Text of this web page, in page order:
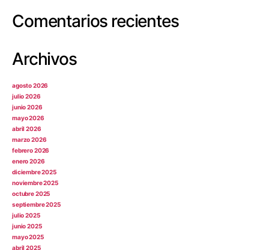
Comentarios recientes
Archivos
agosto 2026
julio 2026
junio 2026
mayo 2026
abril 2026
marzo 2026
febrero 2026
enero 2026
diciembre 2025
noviembre 2025
octubre 2025
septiembre 2025
julio 2025
junio 2025
mayo 2025
abril 2025